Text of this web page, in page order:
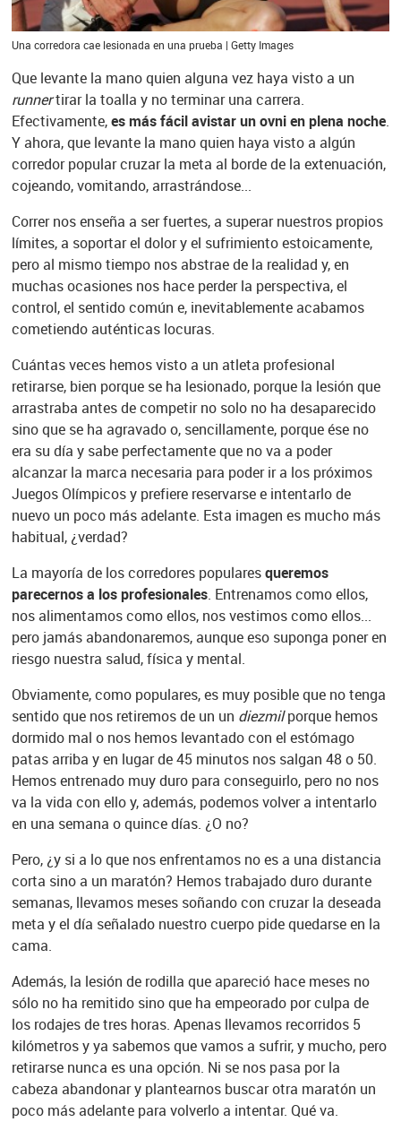
Una corredora cae lesionada en una prueba | Getty Images
Que levante la mano quien alguna vez haya visto a un
runnertirar la toalla y no terminar una carrera.
Efectivamente,es más fácil avistar un ovni en plena noche.
Y ahora, que levante la mano quien haya visto a algún
corredor popular cruzar la meta al borde de la extenuación,
cojeando, vomitando, arrastrándose...
Correr nos enseña a ser fuertes, a superar nuestros propios
límites, a soportar el dolor y el sufrimiento estoicamente,
pero al mismo tiempo nos abstrae de la realidad y, en
muchas ocasiones nos hace perder la perspectiva, el
control, el sentido común e, inevitablemente acabamos
cometiendo auténticas locuras.
Cuántas veces hemos visto a un atleta profesional
retirarse, bien porque se ha lesionado, porque la lesión que
arrastraba antes de competir no solo no ha desaparecido
sino que se ha agravado o, sencillamente, porque ése no
era su día y sabe perfectamente que no va a poder
alcanzar la marca necesaria para poder ir a los próximos
Juegos Olímpicos y prefiere reservarse e intentarlo de
nuevo un poco más adelante. Esta imagen es mucho más
habitual, ¿verdad?
La mayoría de los corredores popularesqueremos
parecernos a los profesionales. Entrenamos como ellos,
nos alimentamos como ellos, nos vestimos como ellos...
pero jamás abandonaremos, aunque eso suponga poner en
riesgo nuestra salud, física y mental.
Obviamente, como populares, es muy posible que no tenga
sentido que nos retiremos de un un diezmilporque hemos
dormido mal o nos hemos levantado con el estómago
patas arriba y en lugar de 45 minutos nos salgan 48 o 50.
Hemos entrenado muy duro para conseguirlo, pero no nos
va la vida con ello y, además, podemos volver a intentarlo
en una semana o quince días. ¿O no?
Pero, ¿y si a lo que nos enfrentamos no es a una distancia
corta sino a un maratón? Hemos trabajado duro durante
semanas, llevamos meses soñando con cruzar la deseada
meta y el día señalado nuestro cuerpo pide quedarse en la
cama.
Además, la lesión de rodilla que apareció hace meses no
sólo no ha remitido sino que ha empeorado por culpa de
los rodajes de tres horas. Apenas llevamos recorridos 5
kilómetros y ya sabemos que vamos a sufrir, y mucho, pero
retirarse nunca es una opción. Ni se nos pasa por la
cabeza abandonar y plantearnos buscar otra maratón un
poco más adelante para volverlo a intentar. Qué va.